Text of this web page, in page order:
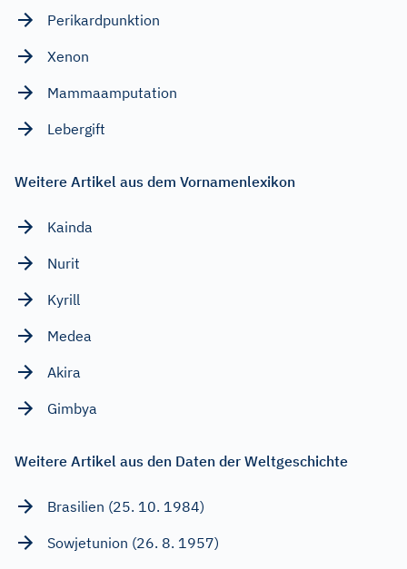
Perikardpunktion
Xenon
Mammaamputation
Lebergift
Weitere Artikel aus dem Vornamenlexikon
Kainda
Nurit
Kyrill
Medea
Akira
Gimbya
Weitere Artikel aus den Daten der Weltgeschichte
Brasilien (25. 10. 1984)
Sowjetunion (26. 8. 1957)